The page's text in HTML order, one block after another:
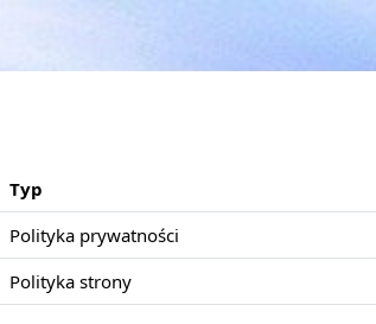
Typ
Polityka prywatności
Polityka strony